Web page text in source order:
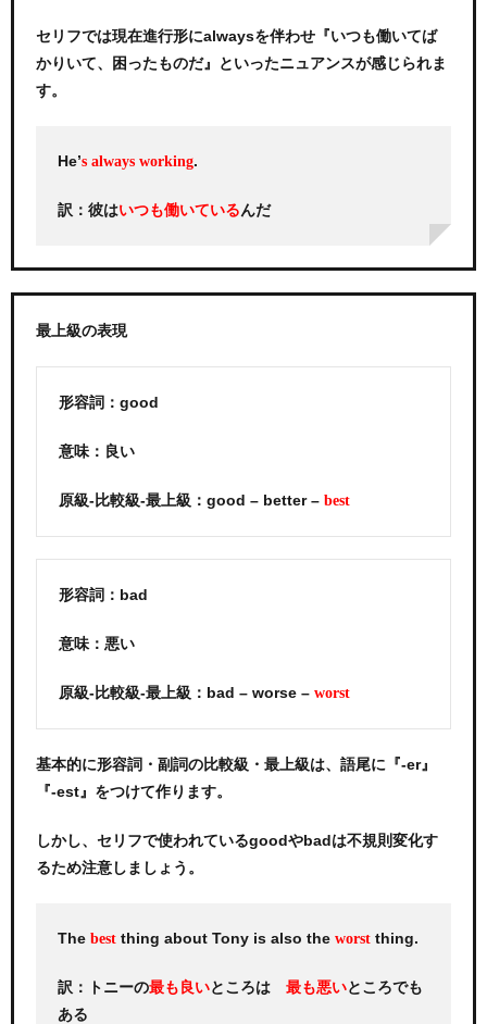
セリフでは現在進行形にalwaysを伴わせ『いつも働いてば
かりいて、困ったものだ』といったニュアンスが感じられま
す。
He’s always working.
訳：彼はいつも働いている んだ
最上級の表現
形容詞：good
意味：良い
原級-比較級-最上級：good – better – best
形容詞：bad
意味：悪い
原級-比較級-最上級：bad – worse – worst
基本的に形容詞・副詞の比較級・最上級は、語尾に『-er』
『-est』をつけて作ります。
しかし、セリフで使われているgoodやbadは不規則変化す
るため注意しましょう。
The best thing about Tony is also the worst thing.
訳：トニーの最も良いところは 最も悪いところでも
ある